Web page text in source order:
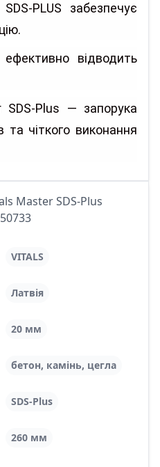
PLUS забезпечує
відводить
Plus — запорука
та чіткого виконання
Master SDS-Plus
VITALS
Латвія
20 мм
бетон, камінь, цегла
SDS-Plus
260 мм